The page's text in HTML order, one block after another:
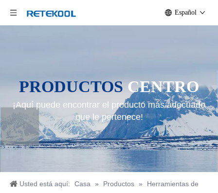
Español
PRODUCTOS CENTRO
¡Aquí puede encontrar el producto más adecuado
que le pertenece!
Usted está aquí: Casa » Productos »
Herramientas de